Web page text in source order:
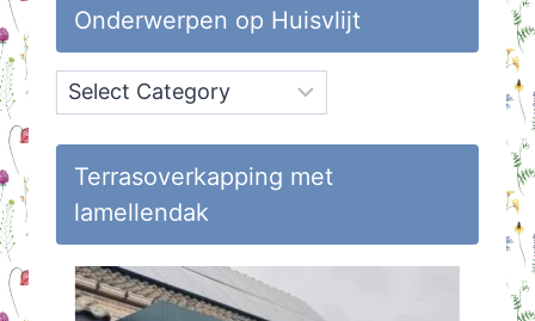
Onderwerpen op Huisvlijt
Onderwerpen
op
Huisvlijt
Terrasoverkapping met
lamellendak